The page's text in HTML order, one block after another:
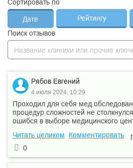
Сортировать по
Дате Рейтингу
Поиск отзывов
Рябов Евгений
4 июля 2024, 10:29
Проходил для себя
процедур сложностей не
ошибся в выборе медицинского
Читать целиком
Комментировать
0